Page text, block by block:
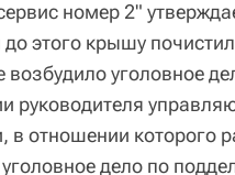
номер 2"
до этого крышу
возбудило уголовное
руководителя
в отношении которого
дело по